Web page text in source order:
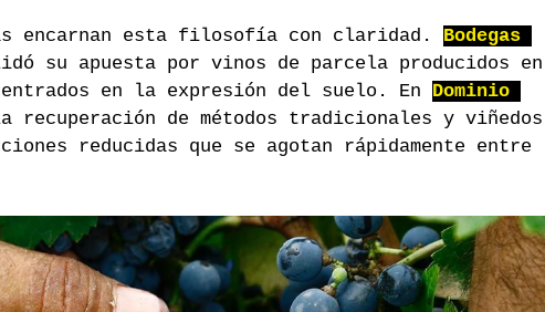
encarnan esta filosofía con claridad. Bodegas
su apuesta por vinos de parcela producidos en
en la expresión del suelo. En Dominio
recuperación de métodos tradicionales y viñedos
reducidas que se agotan rápidamente entre